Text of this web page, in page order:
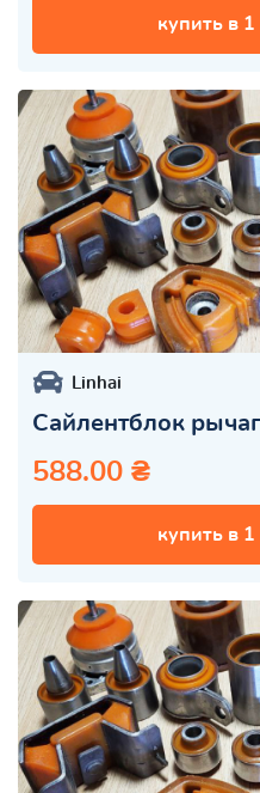
купить в
Linhai
Сайлентблок
588.00 ₴
купить в